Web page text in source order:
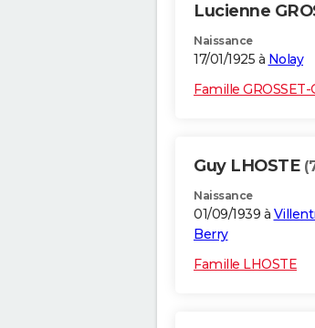
Lucienne
Naissance
17/01/1925 à Nolay
Famille GROSSET-
Guy LHOSTE
Naissance
01/09/1939 à
Berry
Famille LHOSTE